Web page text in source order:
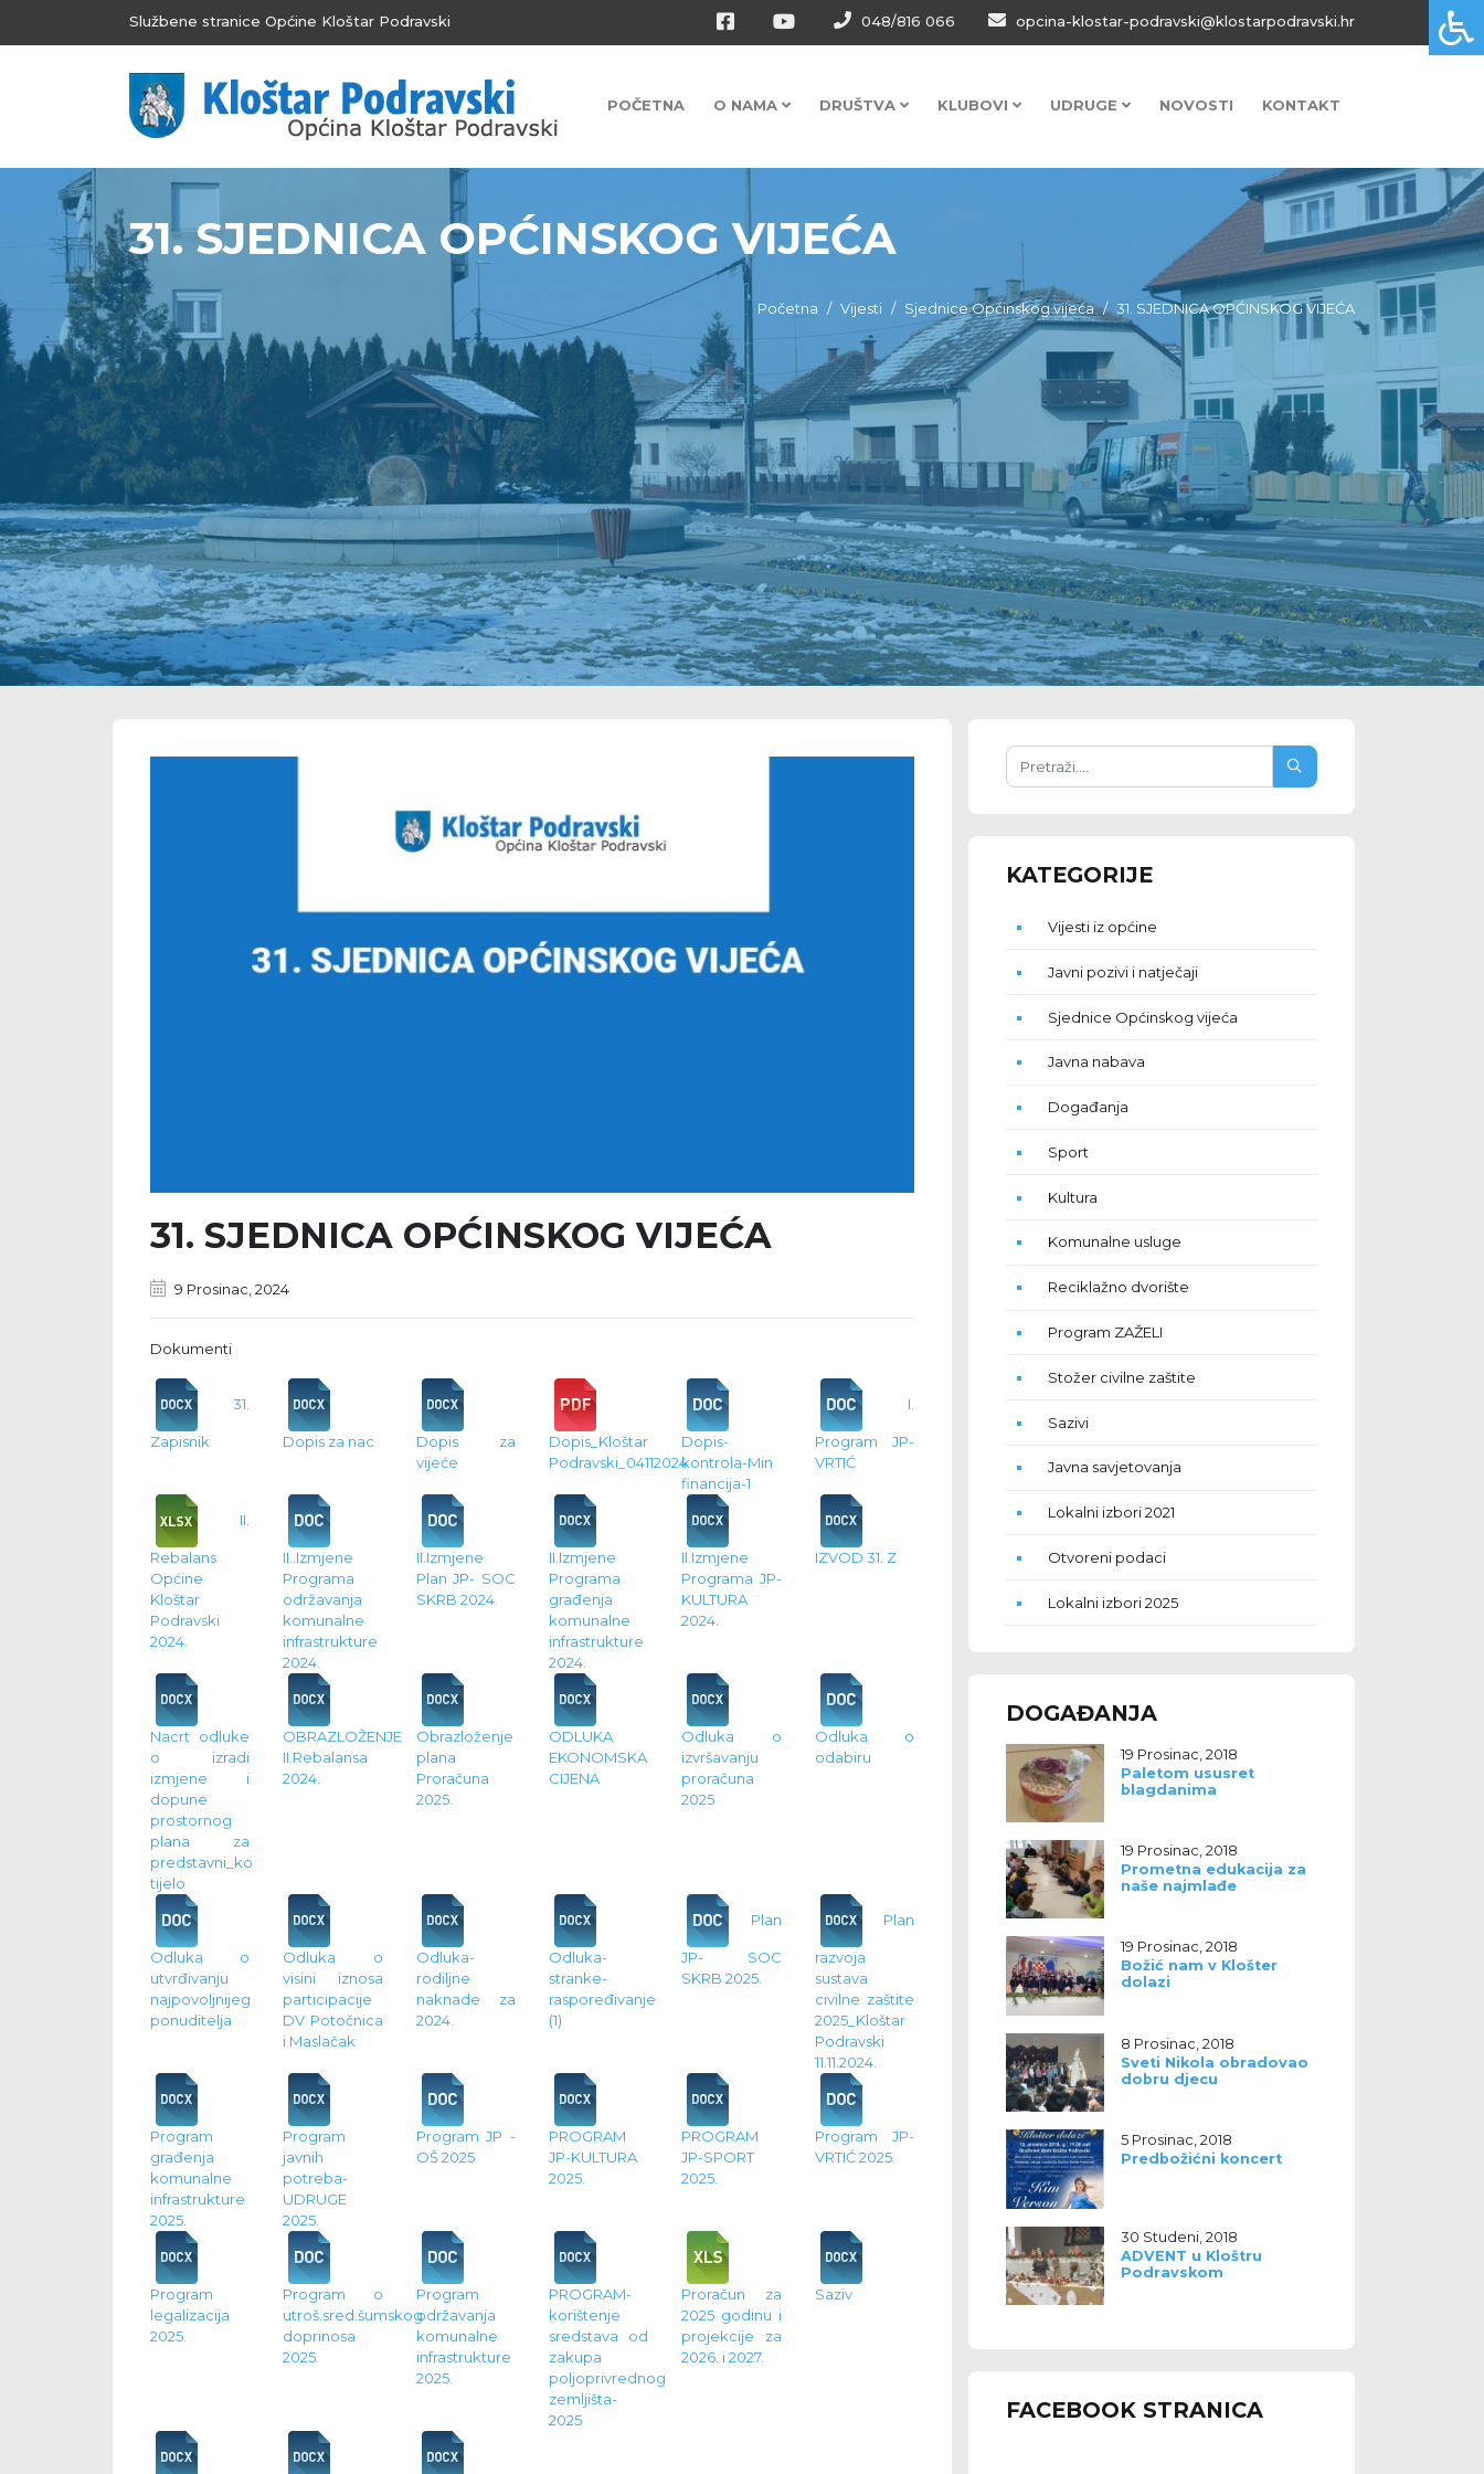
Službene stranice Općine Kloštar Podravski 048/816 066 opcina-klostar-podravski@klostarpodravski.hr
POČETNA O NAMA DRUŠTVA KLUBOVI UDRUGE NOVOSTI KONTAKT
31. SJEDNICA OPĆINSKOG VIJEĆA
Početna Vijesti Sjednice Općinskog vijeća 31. SJEDNICA OPĆINSKOG VIJEĆA
31. SJEDNICA OPĆINSKOG VIJEĆA
9 Prosinac, 2024
Dokumenti
31.
Zapisnik Dopis za nac
Dopis za
vijeće
Dopis_Kloštar
Podravski_04112024
Dopis-
kontrola-Min
financija-1
I.
Program JP-
VRTIĆ
II.
Rebalans
Općine
Kloštar
Podravski
2024.
II..Izmjene
Programa
održavanja
komunalne
infrastrukture
2024.
II.Izmjene
Plan JP- SOC
SKRB 2024.
II.Izmjene
Programa
građenja
komunalne
infrastrukture
2024.
II.Izmjene
Programa JP-
KULTURA
2024.
IZVOD 31. Z
Nacrt odluke
o izradi
izmjene i
dopune
prostornog
plana za
predstavni_ko
tijelo
OBRAZLOŽENJE
II.Rebalansa
2024.
Obrazloženje
plana
Proračuna
2025.
ODLUKA
EKONOMSKA
CIJENA
Odluka o
izvršavanju
proračuna
2025
Odluka o
odabiru
Odluka o
utvrđivanju
najpovoljnijeg
ponuditelja
Odluka o
visini iznosa
participacije
DV Potočnica
i Maslačak
Odluka-
rodiljne
naknade za
2024.
Odluka-
stranke-
raspoređivanje
(1)
Plan
JP- SOC
SKRB 2025.
Plan
razvoja
sustava
civilne zaštite
2025_Kloštar
Podravski
11.11.2024.
Program
građenja
komunalne
infrastrukture
2025.
Program
javnih
potreba-
UDRUGE
2025.
Program JP -
OŠ 2025
PROGRAM
JP-KULTURA
2025.
PROGRAM
JP-SPORT
2025.
Program JP-
VRTIĆ 2025.
Program
legalizacija
2025.
Program o
utroš.sred.šumskog
doprinosa
2025.
Program
održavanja
komunalne
infrastrukture
2025.
PROGRAM-
korištenje
sredstava od
zakupa
poljoprivrednog
zemljišta-
2025
Proračun za
2025 godinu i
projekcije za
2026. i 2027.
Saziv
KATEGORIJE
Vijesti iz općine
Javni pozivi i natječaji
Sjednice Općinskog vijeća
Javna nabava
Događanja
Sport
Kultura
Komunalne usluge
Reciklažno dvorište
Program ZAŽELI
Stožer civilne zaštite
Sazivi
Javna savjetovanja
Lokalni izbori 2021
Otvoreni podaci
Lokalni izbori 2025
DOGAĐANJA
19 Prosinac, 2018
Paletom ususret
blagdanima
19 Prosinac, 2018
Prometna edukacija za
naše najmlađe
19 Prosinac, 2018
Božić nam v Klošter
dolazi
8 Prosinac, 2018
Sveti Nikola obradovao
dobru djecu
5 Prosinac, 2018
Predbožićni koncert
30 Studeni, 2018
ADVENT u Kloštru
Podravskom
FACEBOOK STRANICA